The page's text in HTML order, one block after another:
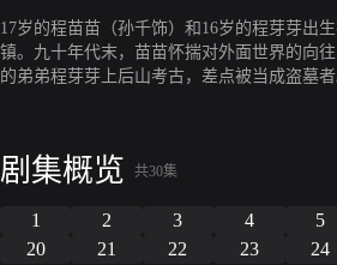
17岁的程苗苗（孙千饰）和16岁的程芽芽出
镇。九十年代末，苗苗怀揣对外面世界的向
的弟弟程芽芽上后山考古，差点被当成盗墓
剧集概览 共30集
1 2 3 4 5
20
21 22 23 24